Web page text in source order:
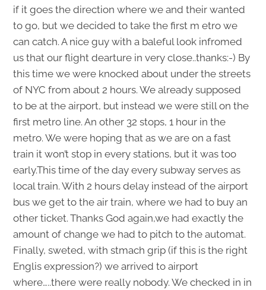
if it goes the direction where we and their wanted
to go, but we decided to take the first m etro we
can catch. A nice guy with a baleful look infromed
us that our flight dearture in very close..thanks:-) By
this time we were knocked about under the streets
of NYC from about 2 hours. We already supposed
to be at the airport, but instead we were still on the
first metro line. An other 32 stops, 1 hour in the
metro. We were hoping that as we are on a fast
train it won’t stop in every stations, but it was too
early.This time of the day every subway serves as
local train. With 2 hours delay instead of the airport
bus we get to the air train, where we had to buy an
other ticket. Thanks God again,we had exactly the
amount of change we had to pitch to the automat.
Finally, sweted, with stmach grip (if this is the right
Englis expression?) we arrived to airport
where…..there were really nobody. We checked in in